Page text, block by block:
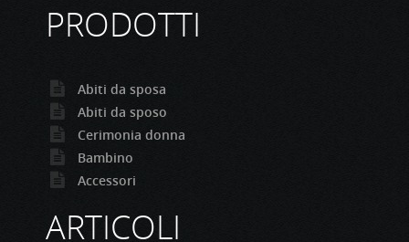
PRODOTTI
Abiti da sposa
Abiti da sposo
Cerimonia donna
Bambino
Accessori
ARTICOLI